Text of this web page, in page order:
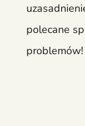
polecane
problemów!